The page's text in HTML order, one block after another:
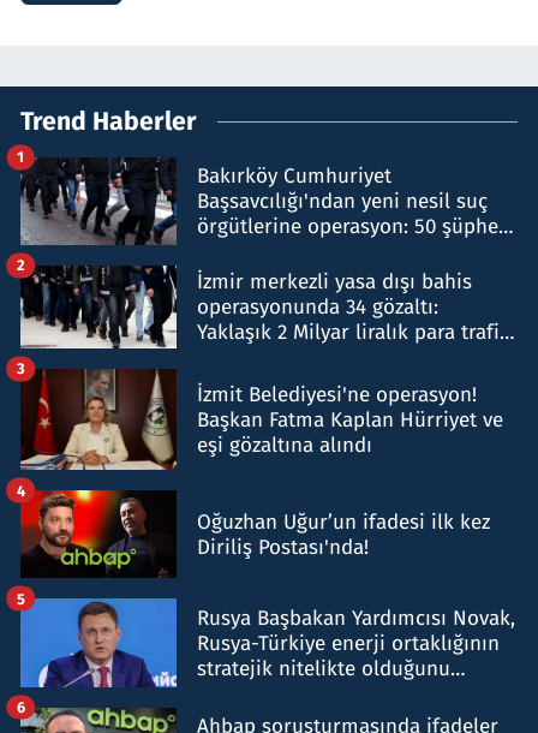
Trend Haberler
Bakırköy Cumhuriyet
Başsavcılığı'ndan yeni nesil suç
örgütlerine operasyon: 50 şüpheli
1
İzmir merkezli yasa dışı bahis
operasyonunda 34 gözaltı:
Yaklaşık 2 Milyar liralık para trafiği
2
İzmit Belediyesi'ne operasyon!
Başkan Fatma Kaplan Hürriyet ve
eşi gözaltına alındı
3
Oğuzhan Uğur’un ifadesi ilk kez
Diriliş Postası'nda!
4
Rusya Başbakan Yardımcısı Novak,
Rusya-Türkiye enerji ortaklığının
stratejik nitelikte olduğunu
5
Ahbap soruşturmasında ifadeler
6